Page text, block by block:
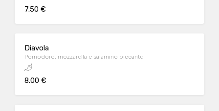
7.50 €
Diavola
Pomodoro, mozzarella e salamino piccante
8.00 €